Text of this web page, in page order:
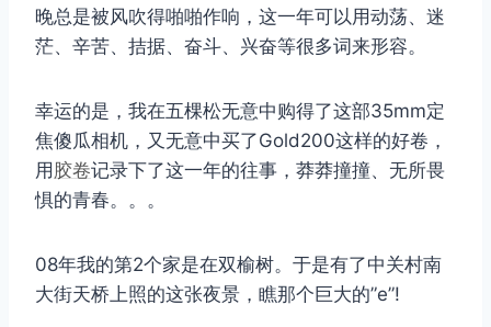
晚总是被风吹得啪啪作响，这一年可以用动荡、迷
茫、辛苦、拮据、奋斗、兴奋等很多词来形容。
幸运的是，我在五棵松无意中购得了这部35mm定
焦傻瓜相机，又无意中买了Gold200这样的好卷，
用 胶卷记录下了这一年的往事，莽莽撞撞、无所畏
惧的青春。。。
08年我的第2个家是在双榆树。于是有了中关村南
大街天桥上照的这张夜景，瞧那个巨大的”e”!